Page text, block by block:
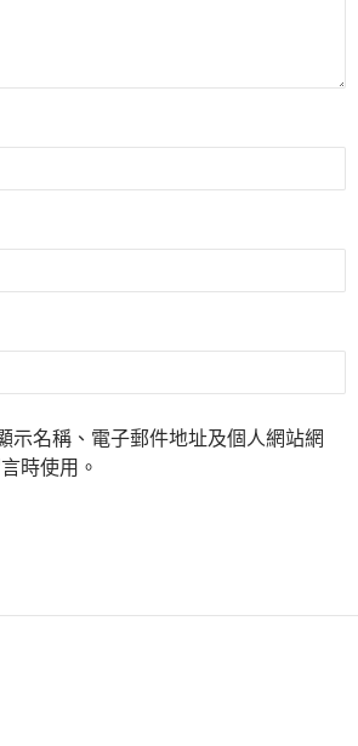
示名稱、電子郵件地址及個人網站網
時使用。